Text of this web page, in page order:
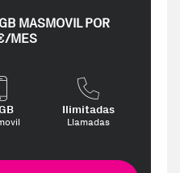
MASMOVIL POR
MES
Ilimitadas
Llamadas